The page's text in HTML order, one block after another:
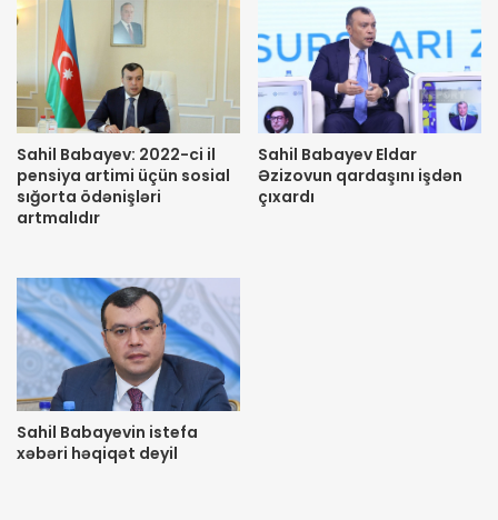
Sahil Babayev: 2022-ci il
pensiya artimi üçün sosial
sığorta ödənişləri
artmalıdır
Sahil Babayev Eldar
Əzizovun qardaşını işdən
çıxardı
Sahil Babayevin istefa
xəbəri həqiqət deyil